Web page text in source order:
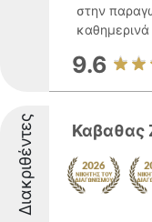
στην
καθημερινά
9.6
Διακριθέντες Καβαθας